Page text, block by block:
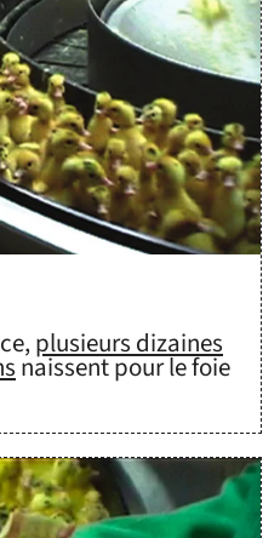
plusieurs dizaines
naissent pour le foie